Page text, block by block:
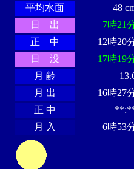
平均水面
48
日 出
7時21
正 中
12時20
日 没
17時19
月 齢
月 出
16時27
正 中
月 入
6時53